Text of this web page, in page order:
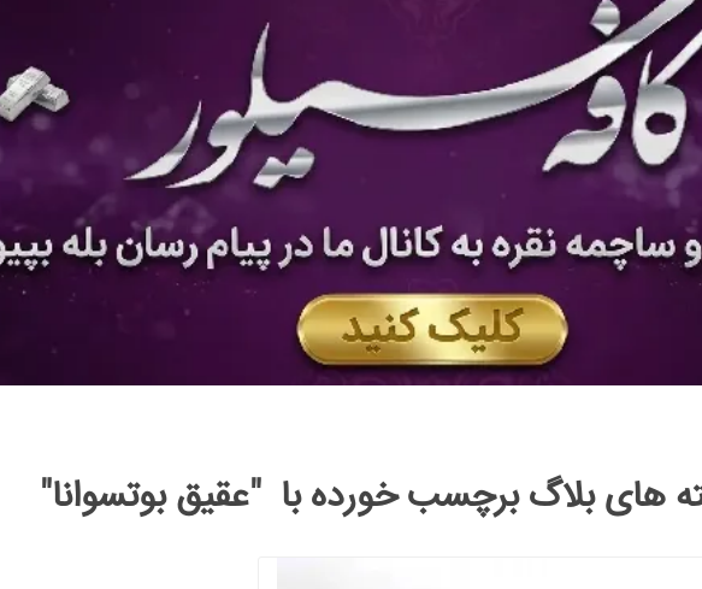
های بلاگ برچسب خورده با "عقیق بوتسوانا"